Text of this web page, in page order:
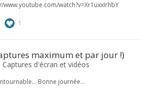
www.youtube.com/watch?v=Xr1uxxIrhbY
1
maximum et par jour !)
Captures d'écran et vidéos
Bonne journée...